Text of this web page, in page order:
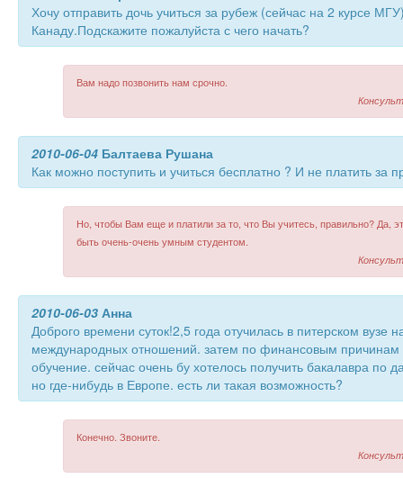
Хочу отправить дочь учиться за рубеж (сейчас на 2 курсе
Канаду.Подскажите пожалуйста с чего начать?
Вам надо позвонить нам срочно.
2010-06-04 Балтаева Рушана
Как можно поступить и учиться бесплатно ? И не платить за
Но, чтобы Вам еще и платили за то, что Вы учитесь, правильно? Да,
быть очень-очень умным студентом.
2010-06-03 Анна
Доброго времени суток!2,5 года отучилась в питерском вузе
международных отношений. затем по финансовым причинам
обучение. сейчас очень бу хотелось получить бакалавра по
но где-нибудь в Европе. есть ли такая возможность?
Конечно. Звоните.